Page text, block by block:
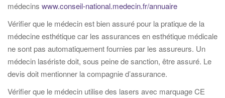
médecins www.conseil-national.medecin.fr/annuaire
Vérifier que le médecin est bien assuré pour la pratique de la
médecine esthétique car les assurances en esthétique médicale
ne sont pas automatiquement fournies par les assureurs. Un
médecin lasériste doit, sous peine de sanction, être assuré. Le
devis doit mentionner la compagnie d’assurance.
Vérifier que le médecin utilise des lasers avec marquage CE